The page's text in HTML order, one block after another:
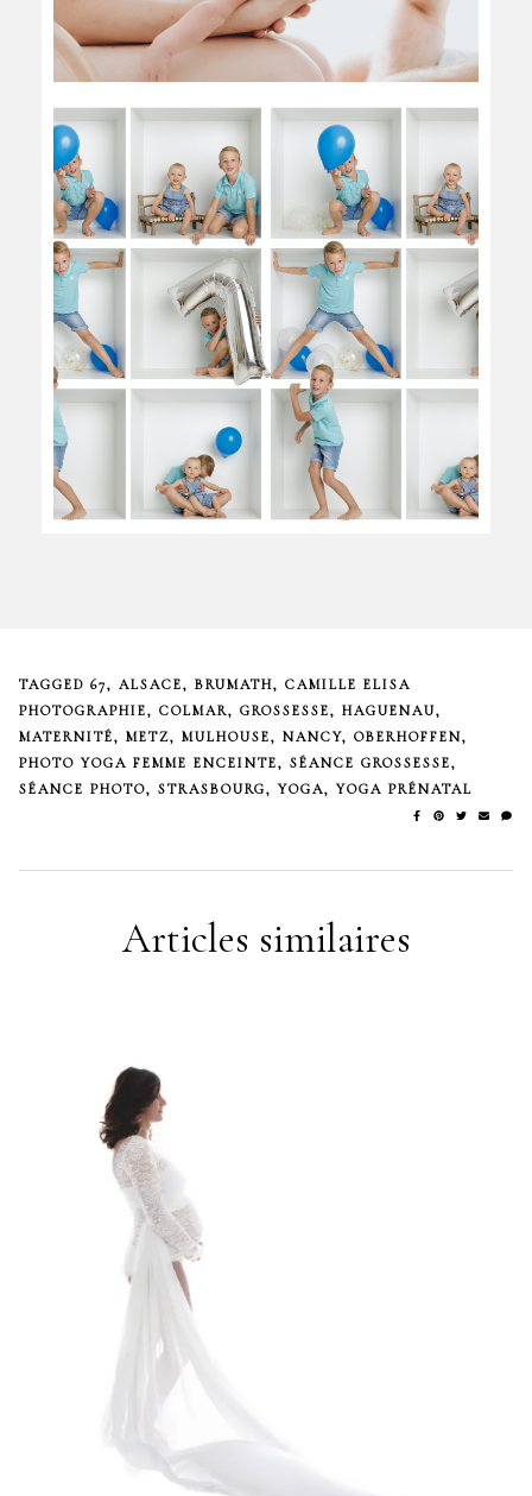
DANS LA BOITE
TAGGED 67, ALSACE, BRUMATH, CAMILLE ELISA
PHOTOGRAPHIE, COLMAR, GROSSESSE, HAGUENAU,
MATERNITÉ, METZ, MULHOUSE, NANCY, OBERHOFFEN,
PHOTO YOGA FEMME ENCEINTE, SÉANCE GROSSESSE,
SÉANCE PHOTO, STRASBOURG,YOGA,YOGA PRÉNATAL
Articles similaires